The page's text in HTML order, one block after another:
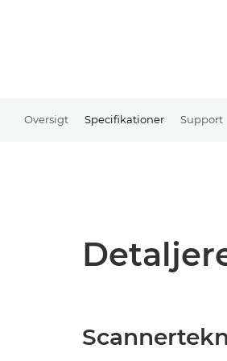
Oversigt Specifikationer Support